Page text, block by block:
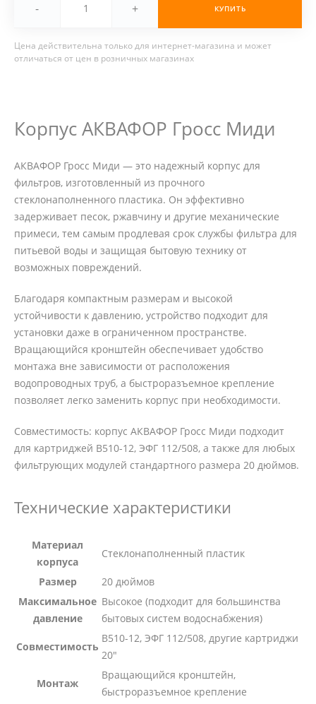
- + КУПИТЬ
Цена действительна только для интернет-магазина и может
отличаться от цен в розничных магазинах
Корпус АКВАФОР Гросс Миди
АКВАФОР Гросс Миди — это надежный корпус для
фильтров, изготовленный из прочного
стеклонаполненного пластика. Он эффективно
задерживает песок, ржавчину и другие механические
примеси, тем самым продлевая срок службы фильтра для
питьевой воды и защищая бытовую технику от
возможных повреждений.
Благодаря компактным размерам и высокой
устойчивости к давлению, устройство подходит для
установки даже в ограниченном пространстве.
Вращающийся кронштейн обеспечивает удобство
монтажа вне зависимости от расположения
водопроводных труб, а быстроразъемное крепление
позволяет легко заменить корпус при необходимости.
Совместимость: корпус АКВАФОР Гросс Миди подходит
для картриджей В510-12, ЭФГ 112/508, а также для любых
фильтрующих модулей стандартного размера 20 дюймов.
Технические характеристики
Материал
корпуса
Стеклонаполненный пластик
Размер
20 дюймов
Максимальное
давление
Высокое (подходит для большинства
бытовых систем водоснабжения)
Совместимость
В510-12, ЭФГ 112/508, другие картриджи
20"
Монтаж
Вращающийся кронштейн,
быстроразъемное крепление